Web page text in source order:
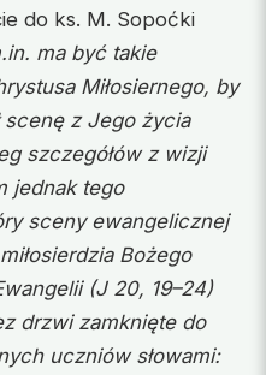
do ks. M. Sopoćki
ma być takie
Miłosiernego, by
scenę z Jego życia
szczegółów z wizji
jednak tego
sceny ewangelicznej
Bożego
(J 20, 19–24)
drzwi zamknięte do
uczniów słowami: